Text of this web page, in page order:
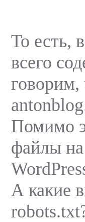
То есть,
всего
говорим,
Помимо
файлы
А какие